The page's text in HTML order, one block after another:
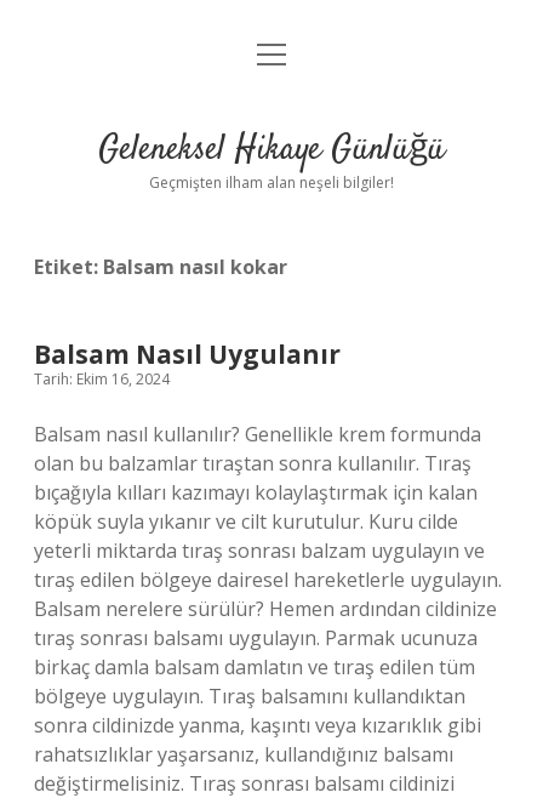
Anasayfa
Yasal Uyarı
menüyü
Geleneksel Hikaye Günlüğü
Geçmişten ilham alan neşeli bilgiler!
Etiket: Balsam nasıl kokar
Balsam Nasıl Uygulanır
Tarih: Ekim 16, 2024
Balsam nasıl kullanılır? Genellikle krem ​​formunda
olan bu balzamlar tıraştan sonra kullanılır. Tıraş
bıçağıyla kılları kazımayı kolaylaştırmak için kalan
köpük suyla yıkanır ve cilt kurutulur. Kuru cilde
yeterli miktarda tıraş sonrası balzam uygulayın ve
tıraş edilen bölgeye dairesel hareketlerle uygulayın.
Balsam nerelere sürülür? Hemen ardından cildinize
tıraş sonrası balsamı uygulayın. Parmak ucunuza
birkaç damla balsam damlatın ve tıraş edilen tüm
bölgeye uygulayın. Tıraş balsamını kullandıktan
sonra cildinizde yanma, kaşıntı veya kızarıklık gibi
rahatsızlıklar yaşarsanız, kullandığınız balsamı
değiştirmelisiniz. Tıraş sonrası balsamı cildinizi